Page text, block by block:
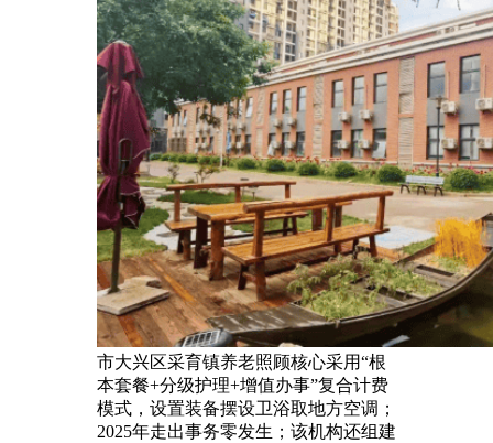
市大兴区采育镇养老照顾核心采用“根
本套餐+分级护理+增值办事”复合计费
模式，设置装备摆设卫浴取地方空调；
2025年走出事务零发生；该机构还组建